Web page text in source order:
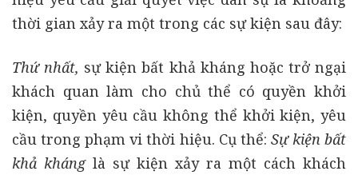
thời gian xảy ra một trong các sự kiện sau đây:
Thứ nhất, sự kiện bất khả kháng hoặc trở ngại
khách quan làm cho chủ thể có quyền khởi
kiện, quyền yêu cầu không thể khởi kiện, yêu
cầu trong phạm vi thời hiệu. Cụ thể: Sự kiện bất
khả khánglà sự kiện xảy ra một cách khách